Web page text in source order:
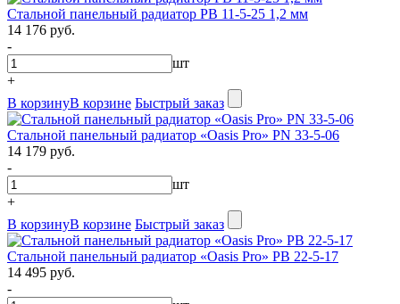
Стальной панельный радиатор PB 11-5-25 1,2 мм
14 176 руб.
-
шт
+
В корзинуВ корзине Быстрый заказ
Стальной панельный радиатор «Oasis Pro» PN 33-5-06
14 179 руб.
-
шт
+
В корзинуВ корзине Быстрый заказ
Стальной панельный радиатор «Oasis Pro» PB 22-5-17
14 495 руб.
-